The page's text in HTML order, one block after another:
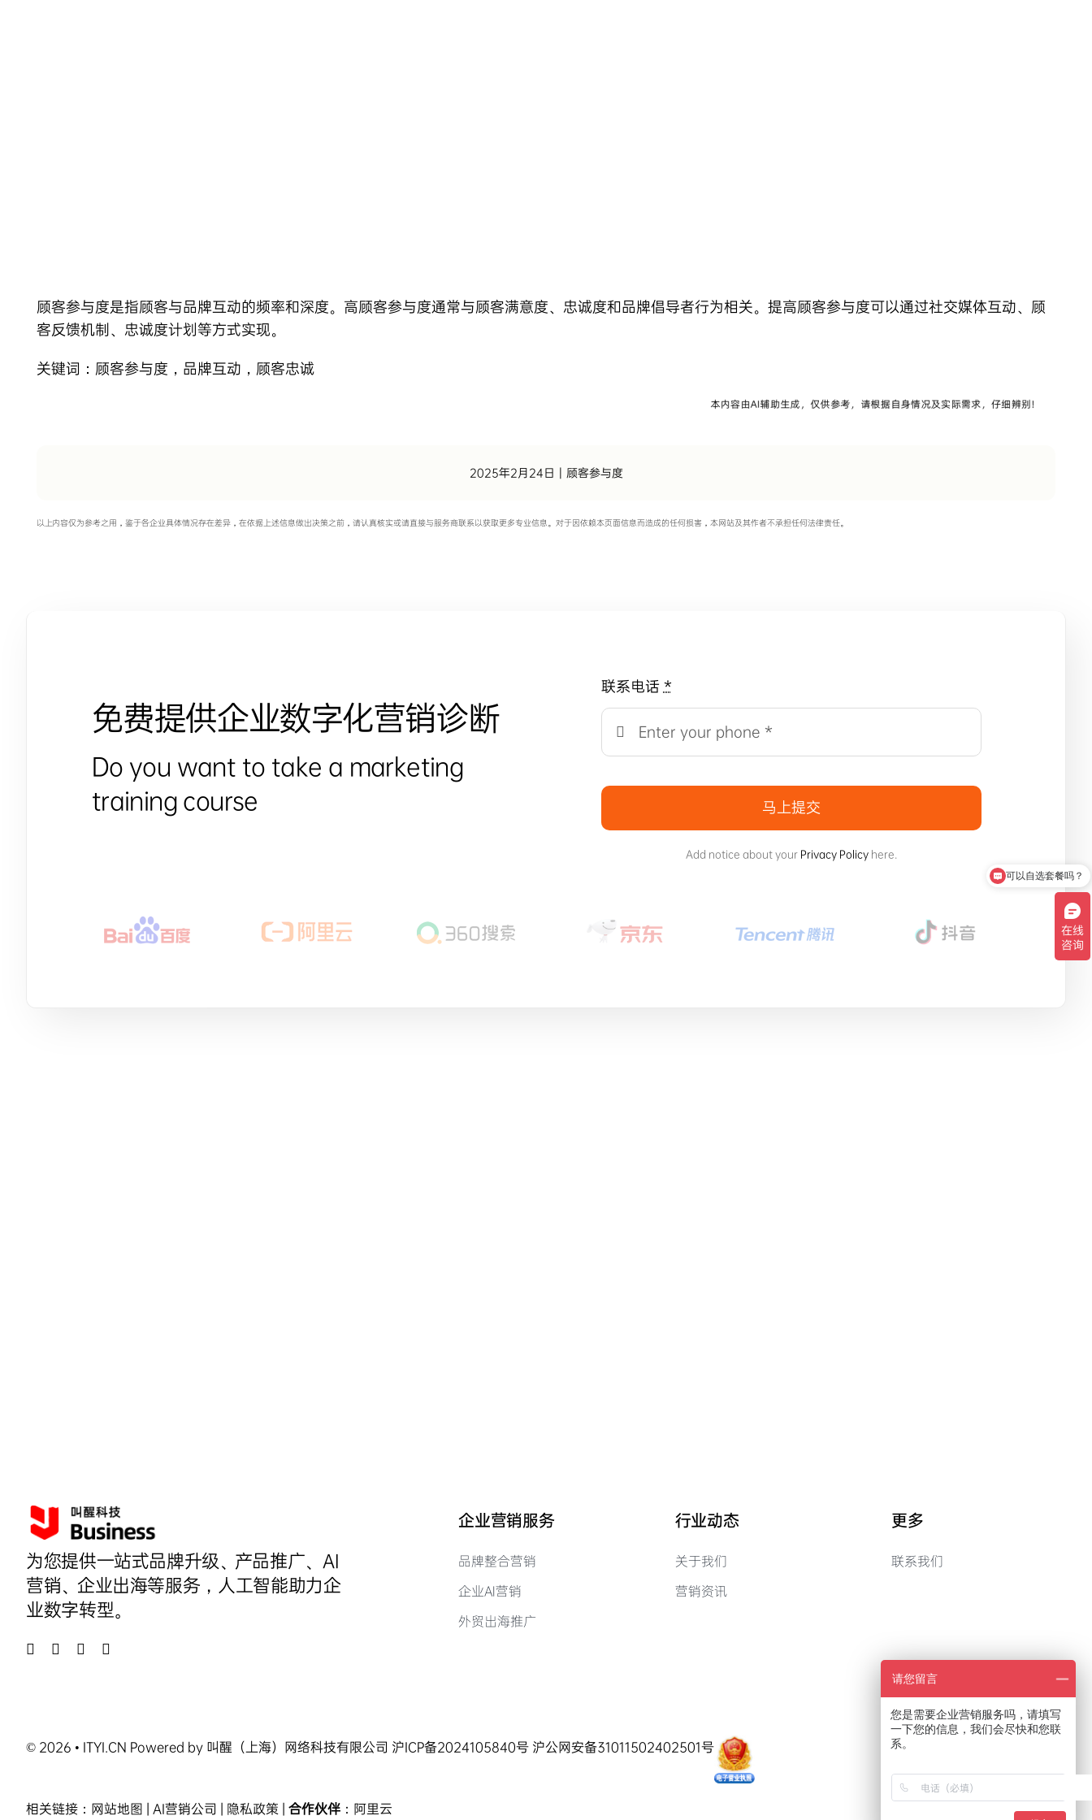
顾客参与度是指顾客与品牌互动的频率和深度。高顾客参与度通常与顾客满意度、忠诚度和品牌倡导者行为相关。提高顾客参与度可以通过社交媒体互动、顾
客反馈机制、忠诚度计划等方式实现。
关键词： 顾客参与度 ， 品牌互动 ， 顾客忠诚
2025年2月24日 顾客参与度
以上内容仅为参考之用，鉴于各企业具体情况存在差异，在依据上述信息做出决策之前，请认真核实或请直接与服务商联系以获取更多专业信息。对于因依赖本页面信息而造成的任何损害，本网站及其作者不承担任何法律责任。
免费提供企业数字化营销诊断
Do you want to take a marketing
training course
联系电话*
马上提交
Add notice about your Privacy Policyhere.
为您提供一站式品牌升级、产品推广、AI
营销、企业出海等服务，人工智能助力企
业数字转型。
企业营销服务
品牌整合营销
企业AI营销
外贸出海推广
行业动态
关于我们
营销资讯
更多
联系我们
© 2026 • ITYI.CN Powered by 叫醒（上海）网络科技有限公司 沪ICP备2024105840号 沪公网安备31011502402501号
相关链接： 网站地图 | AI营销公司 隐私政策 合作伙伴： 阿里云
可以自选套餐吗？
请您留言
您是需要企业营销服务吗，请填写
一下您的信息，我们会尽快和您联
系。